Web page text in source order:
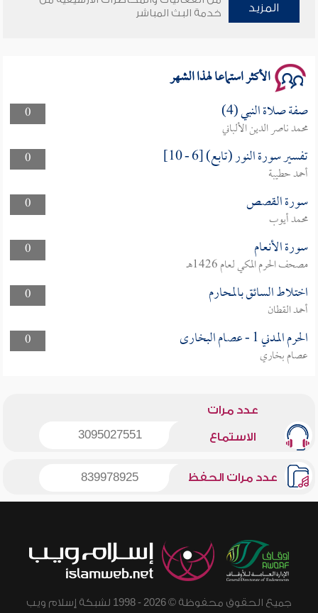
المزيد
خدمة البث المباشر
الأكثر استماعا لهذا الشهر
0 صفة صلاة النبي (4)
محمد ناصر الدين الألباني
0
تفسير سورة النور (تابع) [6 - 10]
أحمد حطيبة
0
سورة القصص
محمد أيوب
0
سورة الأنعام
مصحف الحرم المكي لعام 1426هـ
0
اختلاط السائق بالمحارم
أحمد القطان
0
الحرم المدني 1 - عصام البخارى
عصام بخاري
عدد مرات
الاستماع 3095027551
عدد مرات الحفظ 839978925
جميع الحقوق محفوظة © 2026 - 1998 لشبكة إسلام ويب